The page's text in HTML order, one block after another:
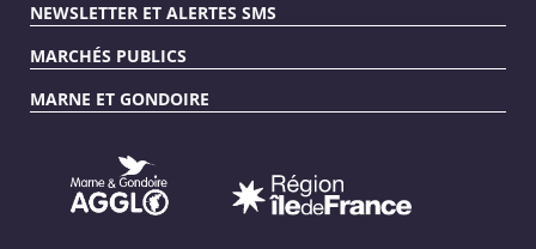
NEWSLETTER ET ALERTES SMS
MARCHÉS PUBLICS
MARNE ET GONDOIRE